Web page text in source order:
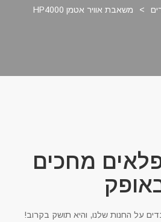
> משאבת אוויר אטמן HP4000
מחכים
על החנות שלנו, והיא תושק בקרוב!